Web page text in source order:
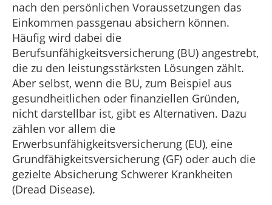
nach den persönlichen Voraussetzungen das
Einkommen passgenau absichern können.
Häufig wird dabei die
Berufsunfähigkeitsversicherung (BU) angestrebt,
die zu den leistungsstärksten Lösungen zählt.
Aber selbst, wenn die BU, zum Beispiel aus
gesundheitlichen oder finanziellen Gründen,
nicht darstellbar ist, gibt es Alternativen. Dazu
zählen vor allem die
Erwerbsunfähigkeitsversicherung (EU), eine
Grundfähigkeitsversicherung (GF) oder auch die
gezielte Absicherung Schwerer Krankheiten
(Dread Disease).